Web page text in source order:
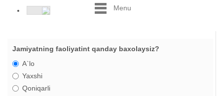
Menu
Jamiyatning faoliyatint qanday baxolaysiz?
A`lo
Yaxshi
Qoniqarli